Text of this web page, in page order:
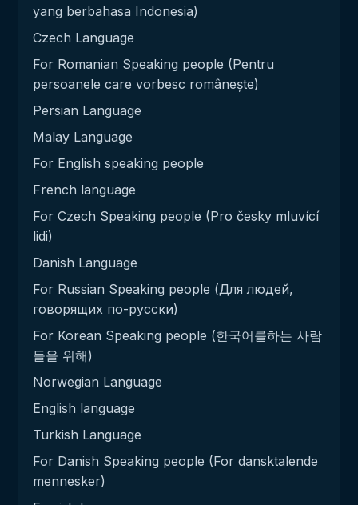
yang berbahasa Indonesia)
Czech Language
For Romanian Speaking people (Pentru
persoanele care vorbesc românește)
Persian Language
Malay Language
For English speaking people
French language
For Czech Speaking people (Pro česky mluvící
lidi)
Danish Language
For Russian Speaking people (Для людей,
говорящих по-русски)
For Korean Speaking people (한국어를하는 사람
들을 위해)
Norwegian Language
English language
Turkish Language
For Danish Speaking people (For dansktalende
mennesker)